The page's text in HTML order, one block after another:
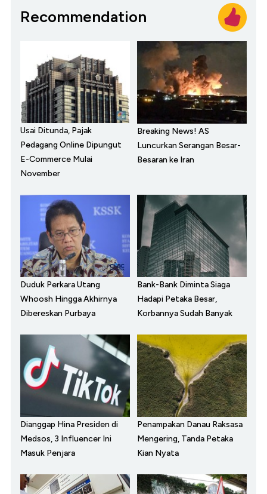
Recommendation
Usai Ditunda, Pajak
Pedagang Online Dipungut
E-Commerce Mulai
November
Breaking News! AS
Luncurkan Serangan Besar-
Besaran ke Iran
Duduk Perkara Utang
Whoosh Hingga Akhirnya
Dibereskan Purbaya
Bank-Bank Diminta Siaga
Hadapi Petaka Besar,
Korbannya Sudah Banyak
Dianggap Hina Presiden di
Medsos, 3 Influencer Ini
Masuk Penjara
Penampakan Danau Raksasa
Mengering, Tanda Petaka
Kian Nyata